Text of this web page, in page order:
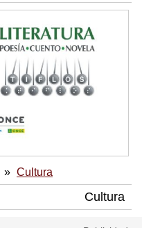
Cultura
Cultura